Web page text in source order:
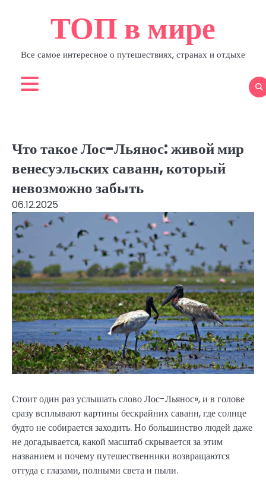
ТОП в мире
Все самое интересное о путешествиях, странах и отдыхе
Что такое Лос-Льянос: живой мир
венесуэльских саванн, который
невозможно забыть
06.12.2025
Стоит один раз услышать слово Лос-Льянос», и в голове
сразу всплывают картины бескрайних саванн, где солнце
будто не собирается заходить. Но большинство людей даже
не догадывается, какой масштаб скрывается за этим
названием и почему путешественники возвращаются
оттуда с глазами, полными света и пыли.